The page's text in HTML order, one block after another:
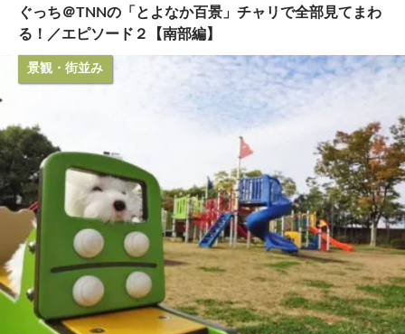
ぐっち＠TNNの「とよなか百景」チャリで全部見てまわ
る！／エピソード２【南部編】
景観・街並み